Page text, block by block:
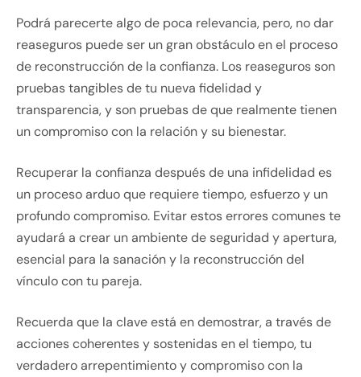
Podrá parecerte algo de poca relevancia, pero, no dar
reaseguros puede ser un gran obstáculo en el proceso
de reconstrucción de la confianza. Los reaseguros son
pruebas tangibles de tu nueva fidelidad y
transparencia, y son pruebas de que realmente tienen
un compromiso con la relación y su bienestar.
Recuperar la confianza después de una infidelidad es
un proceso arduo que requiere tiempo, esfuerzo y un
profundo compromiso. Evitar estos errores comunes te
ayudará a crear un ambiente de seguridad y apertura,
esencial para la sanación y la reconstrucción del
vínculo con tu pareja.
Recuerda que la clave está en demostrar, a través de
acciones coherentes y sostenidas en el tiempo, tu
verdadero arrepentimiento y compromiso con la